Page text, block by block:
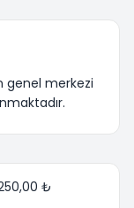
genel merkezi
₺